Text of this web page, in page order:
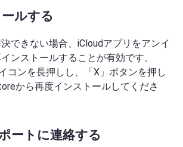
ルする
できない場合、iCloudアプリをアンイ
ンストールすることが有効です。
コンを長押しし、「X」ボタンを押し
から再度インストールしてくださ
ートに連絡する